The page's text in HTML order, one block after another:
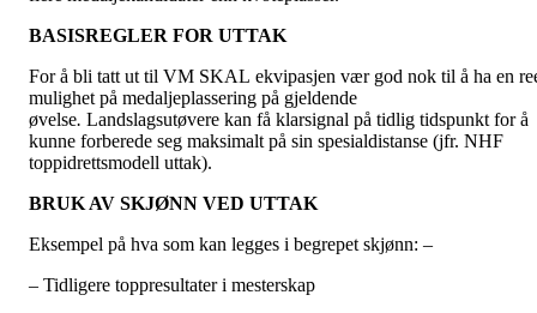
BASISREGLER FOR UTTAK
For å bli tatt ut til VM SKAL ekvipasjen vær god nok til å ha en
mulighet på medaljeplassering på gjeldende
øvelse. Landslagsutøvere kan få klarsignal på tidlig tidspunkt for å
kunne forberede seg maksimalt på sin spesialdistanse (jfr. NHF
toppidrettsmodell uttak).
BRUK AV SKJØNN VED UTTAK
Eksempel på hva som kan legges i begrepet skjønn: –
– Tidligere toppresultater i mesterskap